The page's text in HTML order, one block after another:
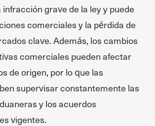
grave de la ley y puede
comerciales y la pérdida de
clave. Además, los cambios
comerciales pueden afectar
de origen, por lo que las
supervisar constantemente las
y los acuerdos
vigentes.